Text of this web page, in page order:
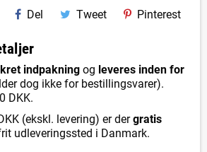
Del Tweet Pinterest
indpakning og leveres inden for
dog ikke for bestillingsvarer).
DKK.
(ekskl. levering) er dergratis
udleveringssted i Danmark.